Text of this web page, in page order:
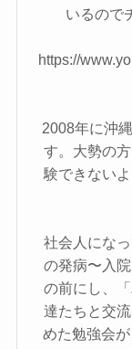
いるので
https://
2008年に沖
す。大勢の
験できない
社会人にな
の発病〜入
の前にし、
達たちと交
めた勉強会